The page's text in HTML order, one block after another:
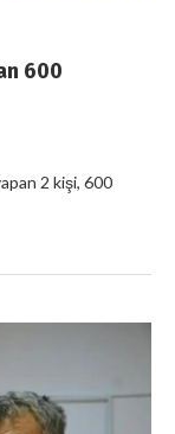
600
2 kişi, 600